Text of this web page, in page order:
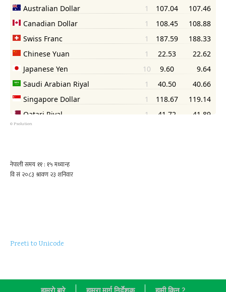
© Psolution
Preeti to Unicode